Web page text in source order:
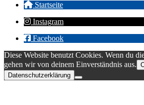
Startseite
Instagram
Facebook
Diese Website benutzt Cookies. Wenn du
gehen wir von deinem Einverständnis aus.
Datenschutzerklärung